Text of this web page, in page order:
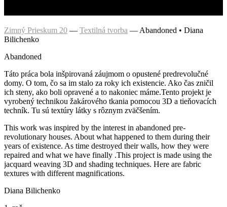
Zimný Prieskum 20 — Textilná tvorba — Abandoned • Diana
Bilichenko
Abandoned
Táto práca bola inšpirovaná záujmom o opustené predrevolučné
domy. O tom, čo sa im stalo za roky ich existencie. Ako čas zničil
ich steny, ako boli opravené a to nakoniec máme.Tento projekt je
vyrobený technikou žakárového tkania pomocou 3D a tieňovacích
techník. Tu sú textúry látky s rôznym zväčšením.
This work was inspired by the interest in abandoned pre-
revolutionary houses. About what happened to them during their
years of existence. As time destroyed their walls, how they were
repaired and what we have finally .This project is made using the
jacquard weaving 3D and shading techniques. Here are fabric
textures with different magnifications.
Diana Bilichenko